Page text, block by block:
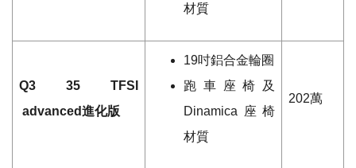
材質
Q3 35 TFSI
advanced進化版
19吋鋁合金輪圈
跑車座椅及
Dinamica 座椅
材質
202萬